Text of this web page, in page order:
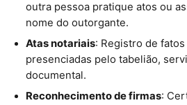
outra pessoa pratique atos ou
nome do outorgante.
Atas notariais: Registro de
presenciadas pelo tabelião,
documental.
Reconhecimento de firmas: